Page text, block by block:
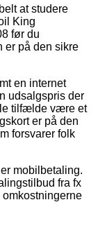
at studere
King
før du
er på den sikre
en internet
udsalgspris der
tilfælde være et
er på den
forsvarer folk
mobilbetaling.
fra fx